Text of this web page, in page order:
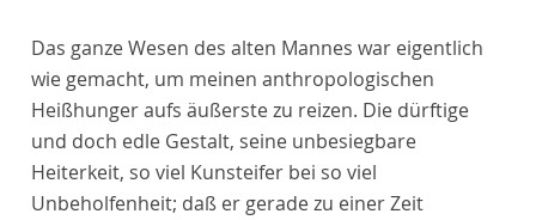
Das ganze Wesen des alten Mannes war eigentlich
wie gemacht, um meinen anthropologischen
Heißhunger aufs äußerste zu reizen. Die dürftige
und doch edle Gestalt, seine unbesiegbare
Heiterkeit, so viel Kunsteifer bei so viel
Unbeholfenheit; daß er gerade zu einer Zeit